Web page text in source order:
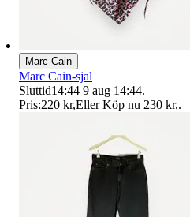
Marc Cain
Marc Cain-sjal
Sluttid14:44 9 aug 14:44.
Pris:220 kr,Eller Köp nu 230 kr,.